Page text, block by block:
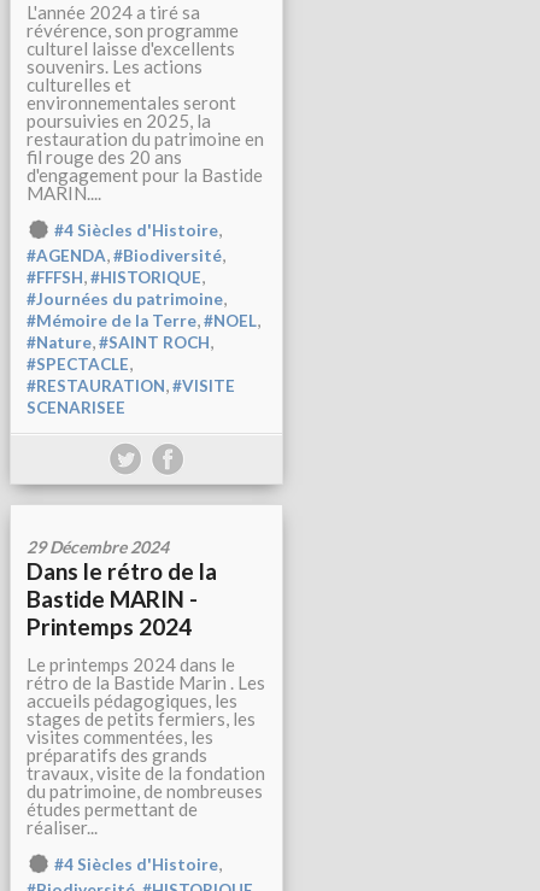
L'année 2024 a tiré sa
révérence, son programme
culturel laisse d'excellents
souvenirs. Les actions
culturelles et
environnementales seront
poursuivies en 2025, la
restauration du patrimoine en
fil rouge des 20 ans
d'engagement pour la Bastide
MARIN....
#4 Siècles d'Histoire,
#AGENDA,#Biodiversité,
#FFFSH,#HISTORIQUE,
#Journées du patrimoine,
#Mémoire de la Terre,#NOEL,
#Nature,#SAINT ROCH,
#SPECTACLE,
#RESTAURATION,#VISITE
SCENARISEE
29 Décembre 2024
Dans le rétro de la
Bastide MARIN -
Printemps 2024
Le printemps 2024 dans le
rétro de la Bastide Marin . Les
accueils pédagogiques, les
stages de petits fermiers, les
visites commentées, les
préparatifs des grands
travaux, visite de la fondation
du patrimoine, de nombreuses
études permettant de
réaliser...
#4 Siècles d'Histoire,